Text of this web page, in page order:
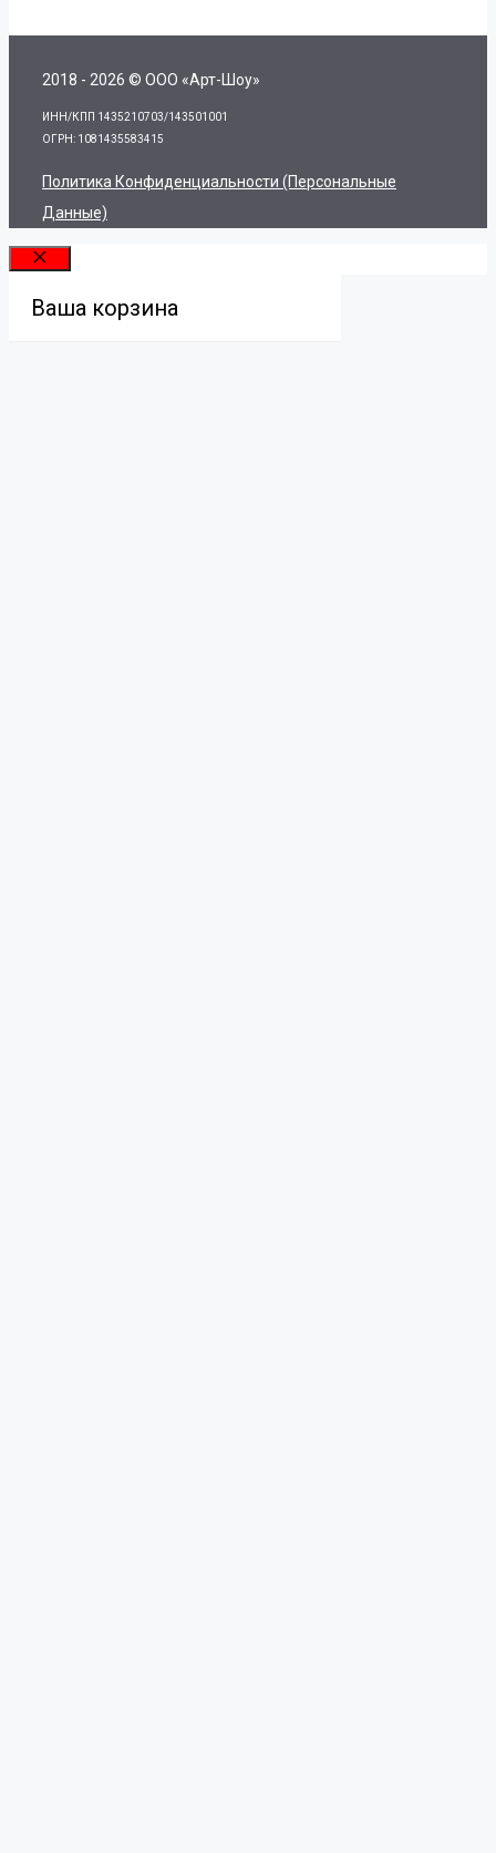
2018 - 2026 © ООО «Арт-Шоу»
ИНН/КПП 1435210703/143501001
ОГРН: 1081435583415
Политика Конфиденциальности (персональные
Данные)
Закрыть
Ваша корзина